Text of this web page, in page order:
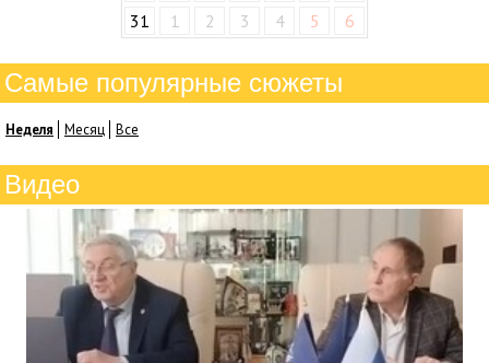
31
1 2 3 4 5 6
Самые популярные сюжеты
Неделя Месяц Все
Видео